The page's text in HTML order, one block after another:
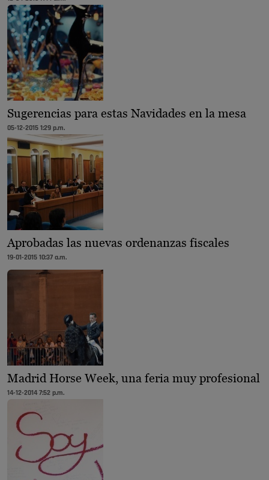
Sugerencias para estas Navidades en la mesa
05-12-2015 1:29 p.m.
Aprobadas las nuevas ordenanzas fiscales
19-01-2015 10:37 a.m.
Madrid Horse Week, una feria muy profesional
14-12-2014 7:52 p.m.